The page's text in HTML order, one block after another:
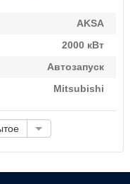
AKSA
2000 кВт
Автозапуск
Mitsubishi